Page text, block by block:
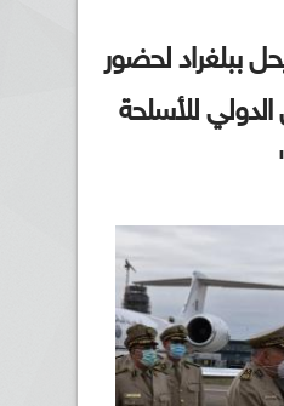
ببلغراد لحضور
للأسلحة